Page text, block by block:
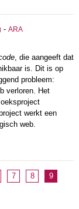
- ARA
, die aangeeft dat
is. Dit is op
probleem:
verloren. Het
werkt een
web.
7 8
9